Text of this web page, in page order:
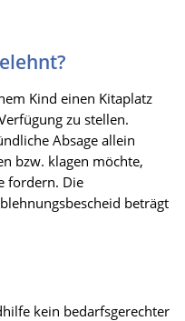
Kind einen Kitaplatz
zu stellen.
Absage allein
bzw. klagen möchte,
fordern. Die
beträgt
kein bedarfsgerechter